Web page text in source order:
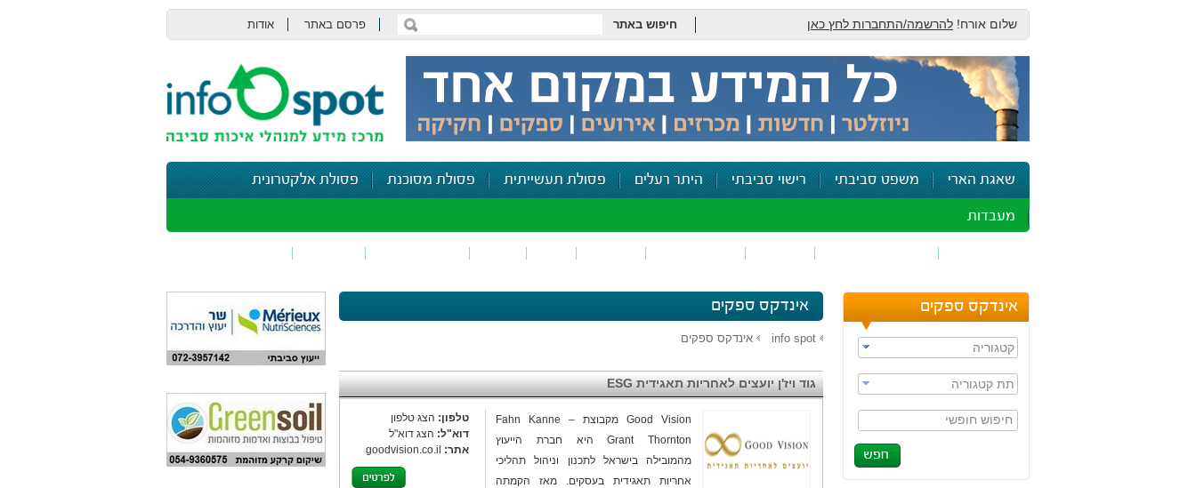
שלום אורח! להרשמה/התחברות לחץ כאן חיפוש באתר פרסם באתר אודות
שאגת הארי משפט סביבתי רישוי סביבתי היתר רעלים פסולת תעשייתית פסולת מסוכנת פסולת אלקטרונית
מעבדות
אינדקס ספקים
קטגוריה
תת קטגוריה
חיפוש חופשי
אינדקס ספקים
info spot אינדקס ספקים
גוד ויז'ן יועצים לאחריות תאגידית ESG
Good Vision מקבוצת Fahn Kanne –
Grant Thornton היא חברת הייעוץ
מהמובילה בישראל לתכנון וניהול תהליכי
אחריות תאגידית בעסקים. מאז הקמתה
טלפון: הצג טלפון
דוא"ל: הצג דוא"ל
אתר: goodvision.co.il